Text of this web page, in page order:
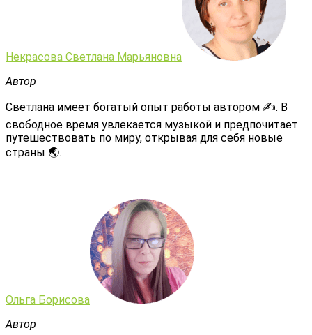
Некрасова Светлана Марьяновна
Автор
Светлана имеет богатый опыт работы автором ✍️. В
свободное время увлекается музыкой и предпочитает
путешествовать по миру, открывая для себя новые
страны 🌏.
Ольга Борисова
Автор